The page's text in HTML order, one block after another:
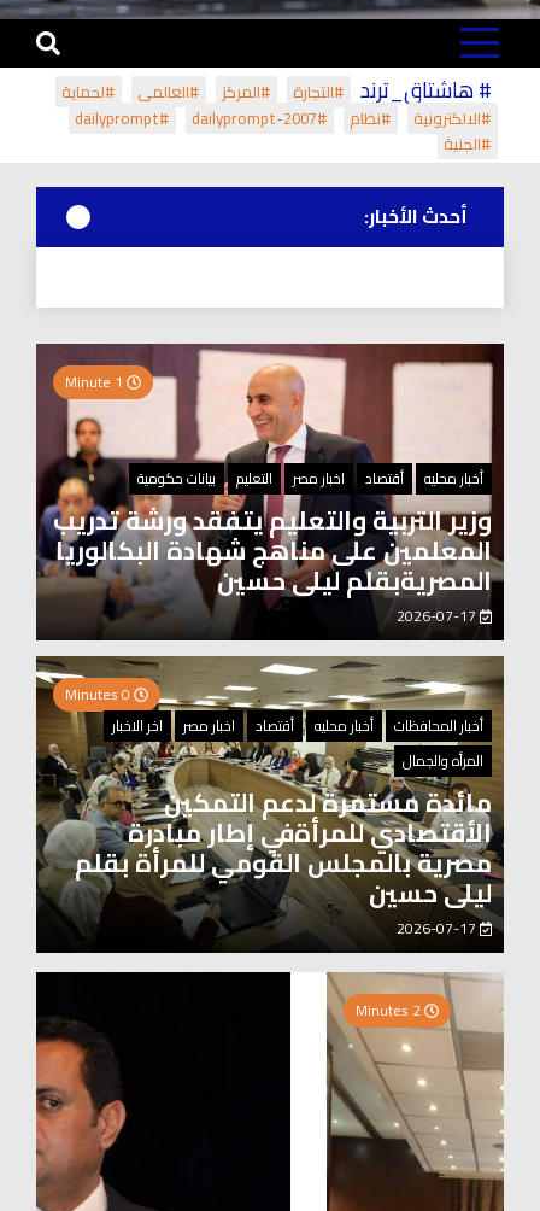
# هاشتاق_ترند #التجارة #المركز #العالمي
#لحماية
#الالكترونية
#نظام #dailyprompt-2007
#dailyprompt
#الجنية
أحدث الأخبار:
أخبار محليه أقتصاد اخبار مصر التعليم بيانات حكومية
وزير التربية والتعليم يتفقد ورشة تدريب
المعلمين على مناهج شهادة البكالوريا
المصريةبقلم ليلى حسين
أخبار المحافظات
أخبار محليه أقتصاد اخبار مصر
اخر الاخبار
المرأه والجمال
مائدة مستمرة لدعم التمكين
الأقتصادي للمرأةفي إطار مبادرة
مصرية بالمجلس القومي للمرأة بقلم
ليلى حسين
2026-07-17